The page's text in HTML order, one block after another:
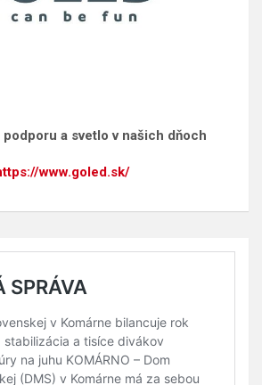
podporu a svetlo v našich dňoch
www.goled.sk/